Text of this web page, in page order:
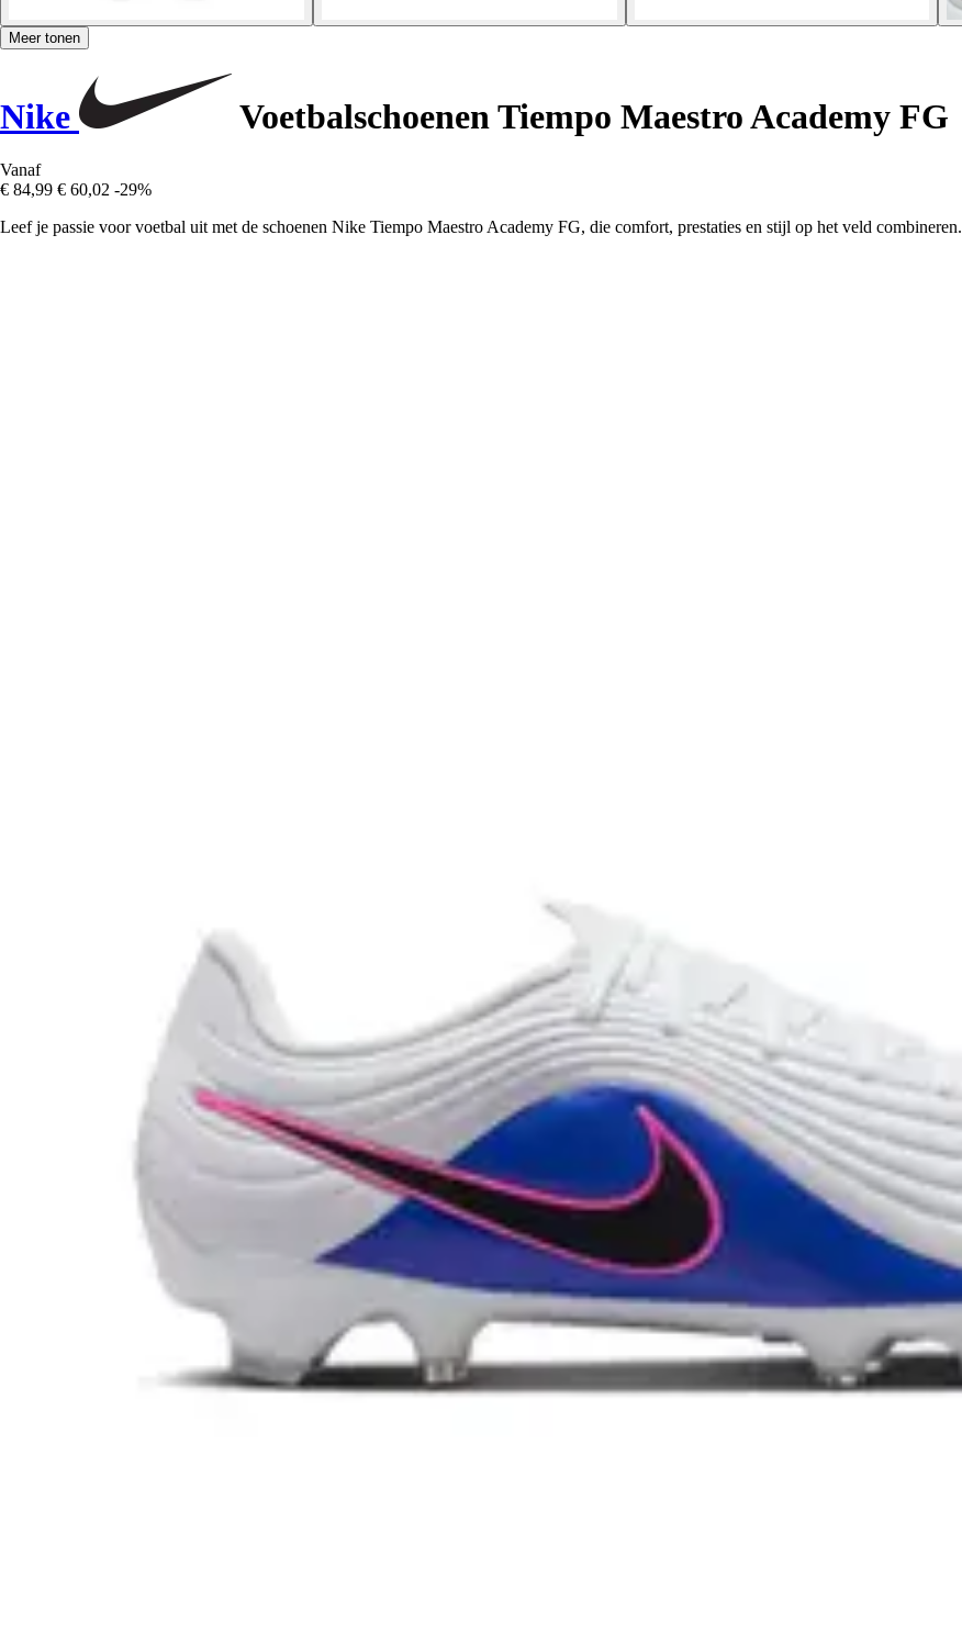
Meer tonen
Nike Voetbalschoenen Tiempo Maestro Academy FG
Vanaf
€ 84,99 € 60,02 -29%
Leef je passie voor voetbal uit met de schoenen Nike Tiempo Maestro Academy FG, die comfort, prestaties en stijl op het veld combineren.